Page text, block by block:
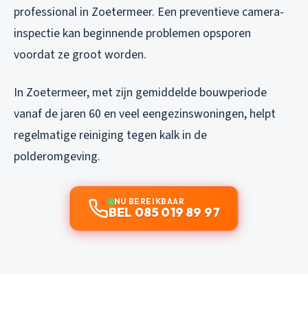
professional in Zoetermeer. Een preventieve camera-
inspectie kan beginnende problemen opsporen
voordat ze groot worden.
In Zoetermeer, met zijn gemiddelde bouwperiode
vanaf de jaren 60 en veel eengezinswoningen, helpt
regelmatige reiniging tegen kalk in de
polderomgeving.
NU BEREIKBAAR
BEL 085 019 89 97